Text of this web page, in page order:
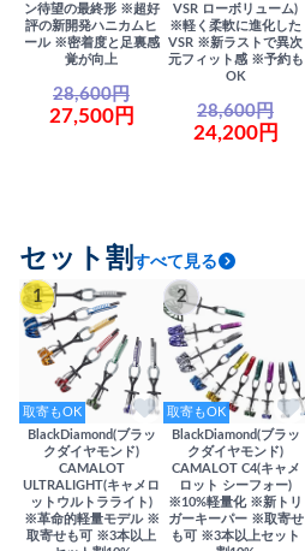
ン待望の最終形 ※超好
評の新開発ハニカムヒ
ール ※密着度と足裏感
覚が向上
28,600円
27,500円
VSR ローボリューム)
※軽く柔軟に進化した
VSR ※新ラストで異次
元フィット感 ※予約も
OK
28,600円
24,200円
セット割 すべて見る
1
取寄もOK
BlackDiamond(ブラッ
クダイヤモンド)
CAMALOT
ULTRALIGHT(キャメロ
ットウルトラライト)
※革命的軽量モデル ※
取寄せも可 ※3本以上
2
取寄もOK
BlackDiamond(ブラッ
クダイヤモンド)
CAMALOT C4(キャメ
ロット シーフォー)
※10%軽量化 ※新トリ
ガーキーパー ※取寄せ
も可 ※3本以上セット